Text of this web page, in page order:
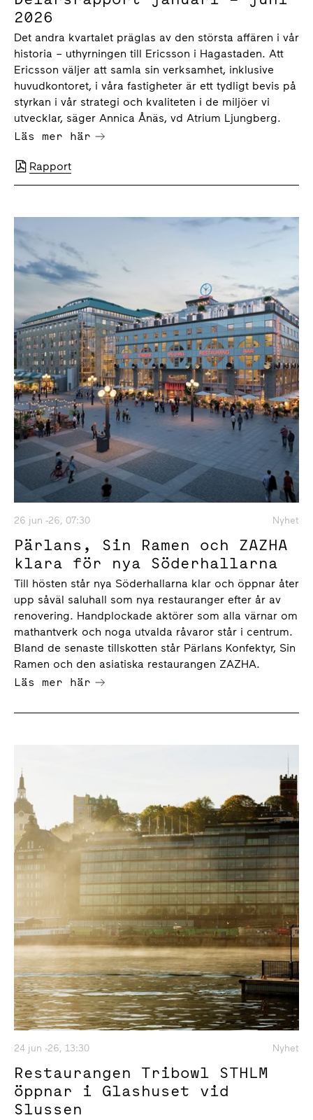
2026
Det andra kvartalet präglas av den största affären i vår
historia – uthyrningen till Ericsson i Hagastaden. Att
Ericsson väljer att samla sin verksamhet, inklusive
huvudkontoret, i våra fastigheter är ett tydligt bevis på
styrkan i vår strategi och kvaliteten i de miljöer vi
utvecklar, säger Annica Ånäs, vd Atrium Ljungberg.
Läs mer här
Rapport
26 jun -26, 07:30 Nyhet
Pärlans, Sin Ramen och ZAZHA
klara för nya Söderhallarna
Till hösten står nya Söderhallarna klar och öppnar åter
upp såväl saluhall som nya restauranger efter år av
renovering. Handplockade aktörer som alla värnar om
mathantverk och noga utvalda råvaror står i centrum.
Bland de senaste tillskotten står Pärlans Konfektyr, Sin
Ramen och den asiatiska restaurangen ZAZHA.
Läs mer här
24 jun -26, 13:30 Nyhet
Restaurangen Tribowl STHLM
öppnar i Glashuset vid
Slussen